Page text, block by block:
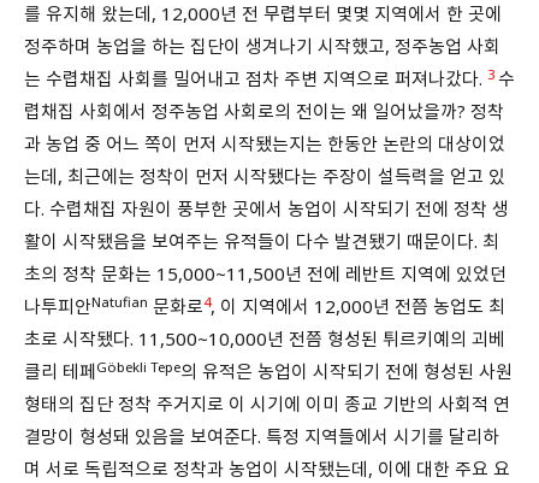
를 유지해 왔는데, 12,000년 전 무렵부터 몇몇 지역에서 한 곳에
정주하며 농업을 하는 집단이 생겨나기 시작했고, 정주농업 사회
는 수렵채집 사회를 밀어내고 점차 주변 지역으로 퍼져나갔다. 3 수
렵채집 사회에서 정주농업 사회로의 전이는 왜 일어났을까? 정착
과 농업 중 어느 쪽이 먼저 시작됐는지는 한동안 논란의 대상이었
는데, 최근에는 정착이 먼저 시작됐다는 주장이 설득력을 얻고 있
다. 수렵채집 자원이 풍부한 곳에서 농업이 시작되기 전에 정착 생
활이 시작됐음을 보여주는 유적들이 다수 발견됐기 때문이다. 최
초의 정착 문화는 15,000~11,500년 전에 레반트 지역에 있었던
나투피안Natufian 문화로4, 이 지역에서 12,000년 전쯤 농업도 최
초로 시작됐다. 11,500~10,000년 전쯤 형성된 튀르키예의 괴베
클리 테페Göbekli Tepe의 유적은 농업이 시작되기 전에 형성된 사원
형태의 집단 정착 주거지로 이 시기에 이미 종교 기반의 사회적 연
결망이 형성돼 있음을 보여준다. 특정 지역들에서 시기를 달리하
며 서로 독립적으로 정착과 농업이 시작됐는데, 이에 대한 주요 요